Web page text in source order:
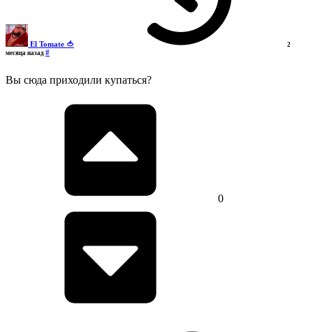
El Tomate 🍅
2
месяца назад #
Вы сюда приходили купаться?
0